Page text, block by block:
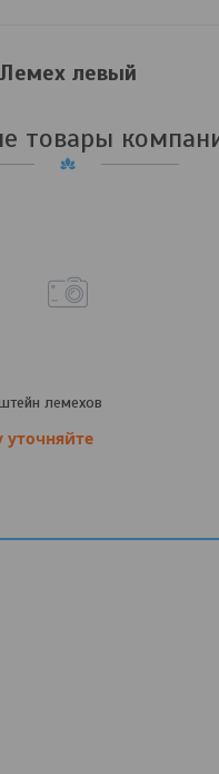
Лемех левый
товары
лемехов
уточняйте